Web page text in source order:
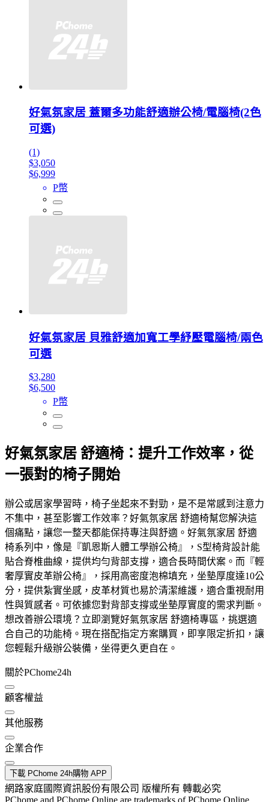
好氣氛家居 蓋爾多功能舒適辦公椅/電腦椅(2色
可選)
(1)
$3,050
$6,999
P幣
好氣氛家居 貝雅舒適加寬工學紓壓電腦椅/兩色
可選
$3,280
$6,500
P幣
好氣氛家居 舒適椅：提升工作效率，從
一張對的椅子開始
辦公或居家學習時，椅子坐起來不對勁，是不是常感到注意力
不集中，甚至影響工作效率？好氣氛家居 舒適椅幫您解決這
個痛點，讓您一整天都能保持專注與舒適。好氣氛家居 舒適
椅系列中，像是『凱恩斯人體工學辦公椅』，S型椅背設計能
貼合脊椎曲線，提供均勻背部支撐，適合長時間伏案。而『輕
奢厚實皮革辦公椅』，採用高密度泡棉填充，坐墊厚度達10公
分，提供紮實坐感，皮革材質也易於清潔維護，適合重視耐用
性與質感者。可依據您對背部支撐或坐墊厚實度的需求判斷。
想改善辦公環境？立即瀏覽好氣氛家居 舒適椅專區，挑選適
合自己的功能椅。現在搭配指定方案購買，即享限定折扣，讓
您輕鬆升級辦公裝備，坐得更久更自在。
關於PChome24h
顧客權益
其他服務
企業合作
下載 PChome 24h購物 APP
網路家庭國際資訊股份有限公司 版權所有 轉載必究